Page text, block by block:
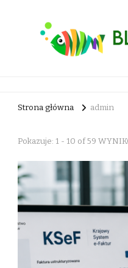
Strona główna admin
Pokazuje: 1 - 10 of 59